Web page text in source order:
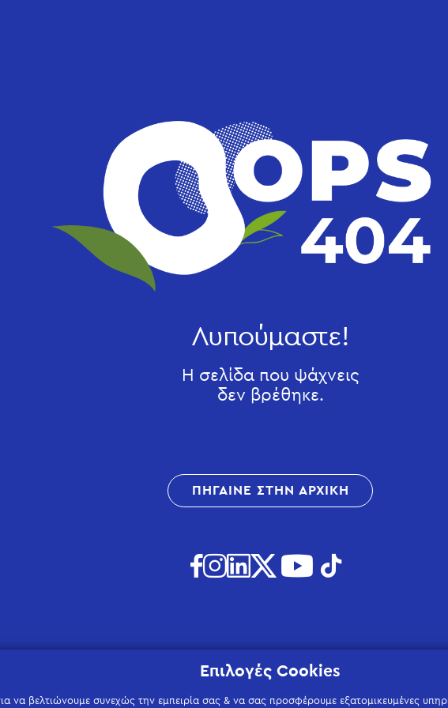
Λυπούμαστε!
Η σελίδα που ψάχνεις
δεν βρέθηκε.
ΠΗΓΑΙΝΕ ΣΤΗΝ ΑΡΧΙΚΗ
Επιλογές Cookies
να βελτιώνουμε συνεχώς την εμπειρία σας & να σας προσφέρουμε εξατομικευμένες